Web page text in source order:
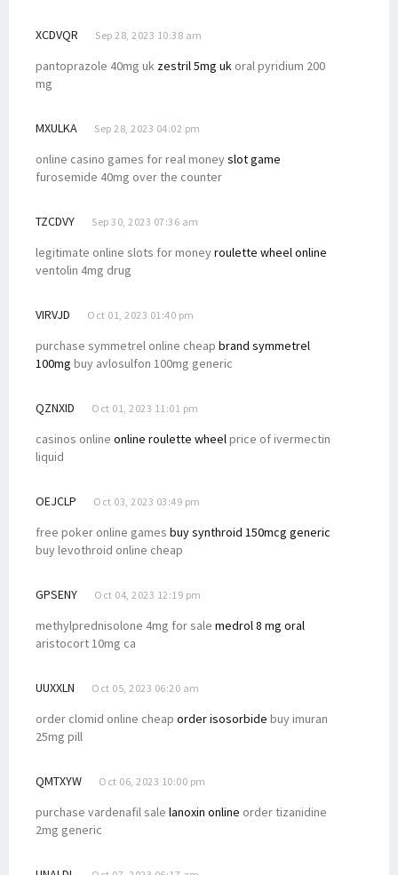
XCDVQR Sep 28, 2023 10:38 am
pantoprazole 40mg uk zestril 5mg uk oral pyridium 200
mg
MXULKA Sep 28, 2023 04:02 pm
online casino games for real moneyslot game
furosemide 40mg over the counter
TZCDVY Sep 30, 2023 07:36 am
legitimate online slots for moneyroulette wheel online
ventolin 4mg drug
VIRVJD Oct 01, 2023 01:40 pm
purchase symmetrel online cheap brand symmetrel
100mg buy avlosulfon 100mg generic
QZNXID Oct 01, 2023 11:01 pm
casinos online online roulette wheelprice of ivermectin
liquid
OEJCLP Oct 03, 2023 03:49 pm
free poker online games buy synthroid 150mcg generic
buy levothroid online cheap
GPSENY Oct 04, 2023 12:19 pm
methylprednisolone 4mg for sale medrol 8 mg oral
aristocort 10mg ca
UUXXLN Oct 05, 2023 06:20 am
order clomid online cheap order isosorbide buy imuran
25mg pill
QMTXYW Oct 06, 2023 10:00 pm
purchase vardenafil sale lanoxin online order tizanidine
2mg generic